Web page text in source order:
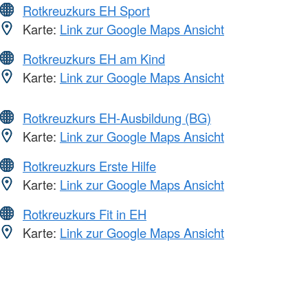
Rotkreuzkurs EH Sport
Karte: Link zur Google Maps Ansicht
Rotkreuzkurs EH am Kind
Karte: Link zur Google Maps Ansicht
Rotkreuzkurs EH-Ausbildung (BG)
Karte: Link zur Google Maps Ansicht
Rotkreuzkurs Erste Hilfe
Karte: Link zur Google Maps Ansicht
Rotkreuzkurs Fit in EH
Karte: Link zur Google Maps Ansicht